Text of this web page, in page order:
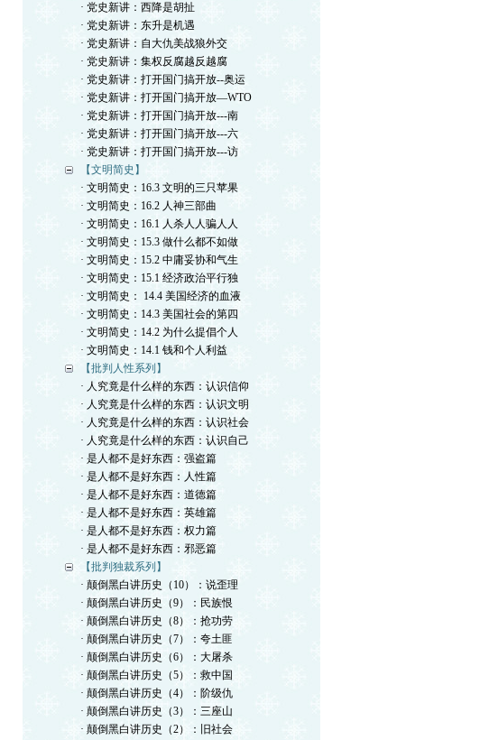
· 党史新讲：西降是胡扯
· 党史新讲：东升是机遇
· 党史新讲：自大仇美战狼外交
· 党史新讲：集权反腐越反越腐
· 党史新讲：打开国门搞开放--奥运
· 党史新讲：打开国门搞开放—WTO
· 党史新讲：打开国门搞开放---南
· 党史新讲：打开国门搞开放---六
· 党史新讲：打开国门搞开放---访
【文明简史】
· 文明简史：16.3 文明的三只苹果
· 文明简史：16.2 人神三部曲
· 文明简史：16.1 人杀人人骗人人
· 文明简史：15.3 做什么都不如做
· 文明简史：15.2 中庸妥协和气生
· 文明简史：15.1 经济政治平行独
· 文明简史： 14.4 美国经济的血液
· 文明简史：14.3 美国社会的第四
· 文明简史：14.2 为什么提倡个人
· 文明简史：14.1 钱和个人利益
【批判人性系列】
· 人究竟是什么样的东西：认识信仰
· 人究竟是什么样的东西：认识文明
· 人究竟是什么样的东西：认识社会
· 人究竟是什么样的东西：认识自己
· 是人都不是好东西：强盗篇
· 是人都不是好东西：人性篇
· 是人都不是好东西：道德篇
· 是人都不是好东西：英雄篇
· 是人都不是好东西：权力篇
· 是人都不是好东西：邪恶篇
【批判独裁系列】
· 颠倒黑白讲历史（10）：说歪理
· 颠倒黑白讲历史（9）：民族恨
· 颠倒黑白讲历史（8）：抢功劳
· 颠倒黑白讲历史（7）：夸土匪
· 颠倒黑白讲历史（6）：大屠杀
· 颠倒黑白讲历史（5）：救中国
· 颠倒黑白讲历史（4）：阶级仇
· 颠倒黑白讲历史（3）：三座山
· 颠倒黑白讲历史（2）：旧社会